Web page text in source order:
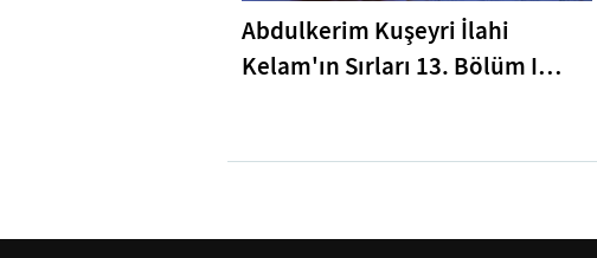
Abdulkerim Kuşeyri İlahi
Kelam'ın Sırları 13. Bölüm I